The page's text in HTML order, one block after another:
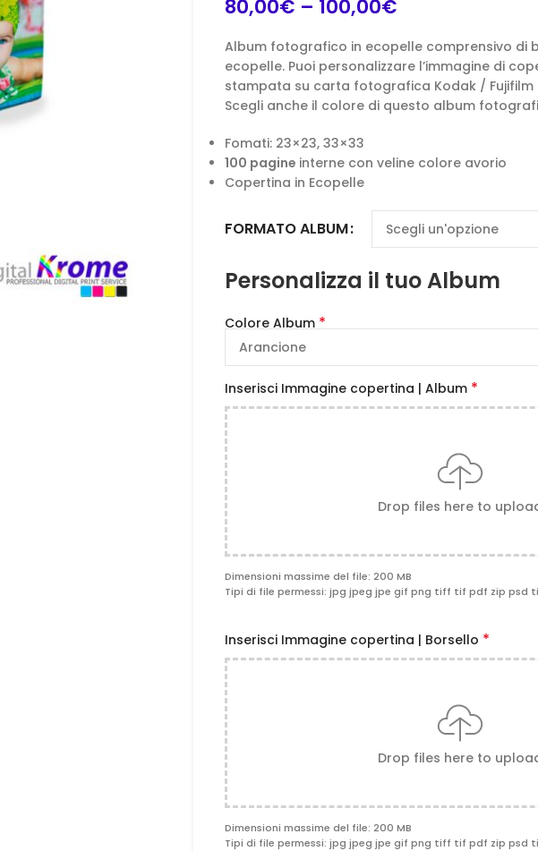
80,00€ – 100,00€
Album fotografico in ecopelle comprensivo di
ecopelle. Puoi personalizzare l’immagine di
stampata su carta fotografica Kodak / Fujifilm
Scegli anche il colore di questo album
Fomati: 23×23, 33×33
100 pagine interne con veline colore avorio
Copertina in Ecopelle
FORMATO ALBUM
Personalizza il tuo Album
Colore Album*
Inserisci Immagine copertina | Album*
Drop files here to
Dimensioni massime del file: 200 MB
Tipi di file permessi: jpg jpeg jpe gif png tiff tif pdf zip psd
Inserisci Immagine copertina | Borsello *
Drop files here to
Dimensioni massime del file: 200 MB
Tipi di file permessi: jpg jpeg jpe gif png tiff tif pdf zip psd